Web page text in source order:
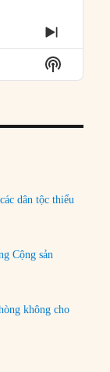
NEXT
Show
Podcast
dân tộc thiểu
Cộng sản
không cho